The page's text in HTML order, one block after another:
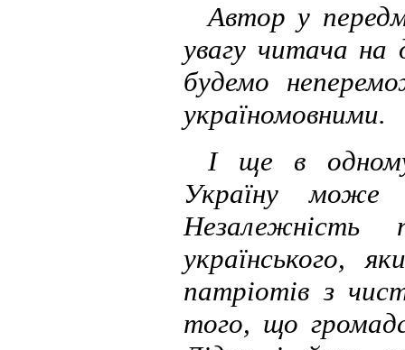
Автор у
увагу читача на
будемо
україномовними.
І ще в
Україну може
Незалежність
українського,
патріотів з
того, що